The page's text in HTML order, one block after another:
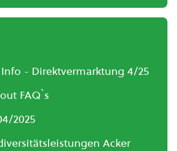
Info - Direktvermarktung 4/25
FAQ`s
2025
Acker